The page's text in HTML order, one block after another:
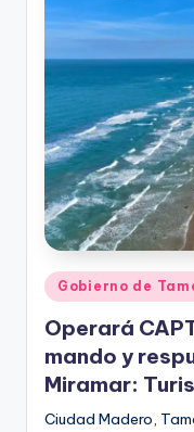
Publicado
en
Gobierno de
Operará
mando y
Miramar:
Ciudad Madero,